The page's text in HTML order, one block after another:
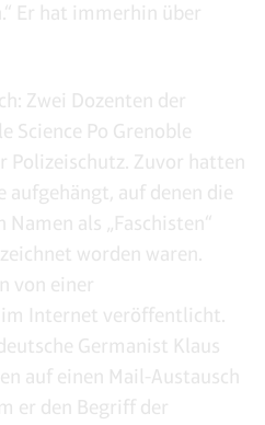
Er hat immerhin über
Zwei Dozenten der
Science Po Grenoble
Polizeischutz. Zuvor hatten
aufgehängt, auf denen die
als „Faschisten“
worden waren.
von einer
Internet veröffentlicht.
Germanist Klaus
auf einen Mail-Austausch
er den Begriff der